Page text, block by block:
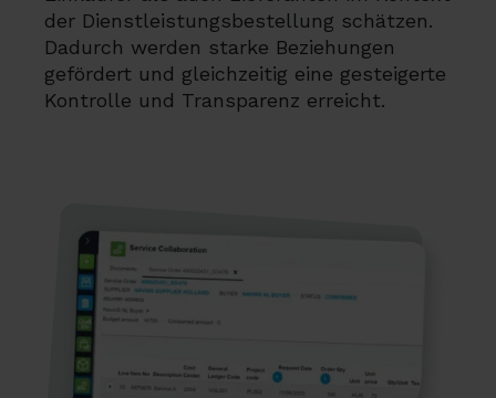
der Dienstleistungsbestellung schätzen.
Dadurch werden starke Beziehungen
gefördert und gleichzeitig eine gesteigerte
Kontrolle und Transparenz erreicht.